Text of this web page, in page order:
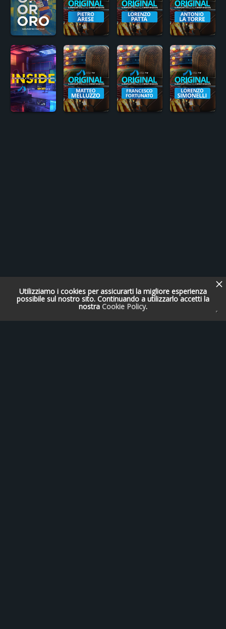
Utilizziamo i cookies per assicurarti la migliore esperienza
possibile sul nostro sito. Continuando a utilizzarlo accetti la
nostra Cookie Policy.